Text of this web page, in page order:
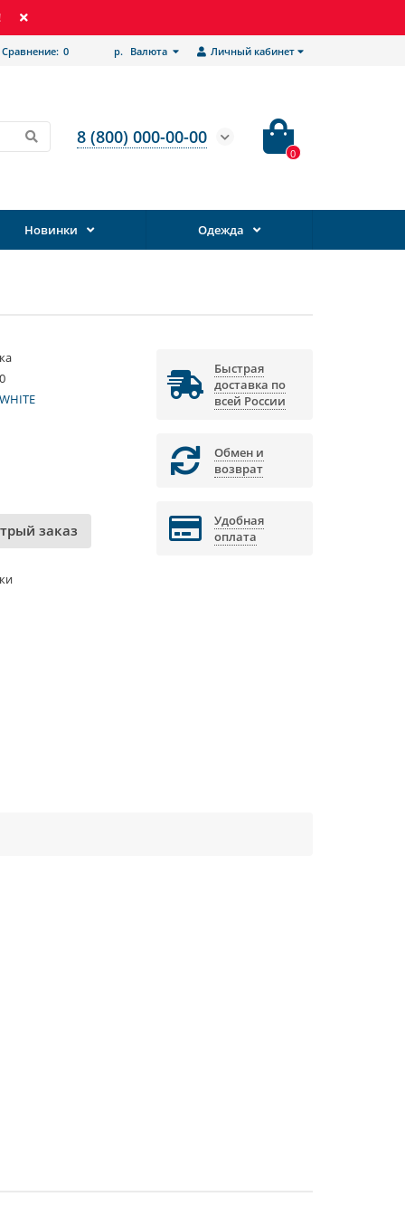
Личный кабинет
р. Валюта
Сравнение: 0
8 (800) 000-00-00
0
Новинки Одежда
заказ
Быстрая
доставка по
всей России
Обмен и
возврат
Удобная
оплата